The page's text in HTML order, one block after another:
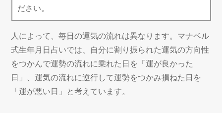
ださい。
人によって、毎日の運気の流れは異なります。マナベル
式生年月日占いでは、自分に割り振られた運気の方向性
をつかんで運勢の流れに乗れた日を「運が良かった
日」、運気の流れに逆行して運勢をつかみ損ねた日を
「運が悪い日」と考えています。